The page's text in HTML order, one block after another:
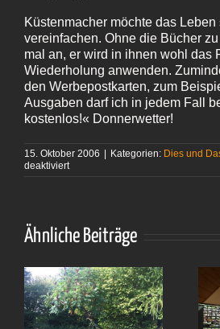
Küstenmacher möchte das
vereinfachen. Ohne die Bücher
mal an, er wird in ihnen wohl das
Wiederholung anwenden.
den Werbepostkarten, zum
Ausgaben darf ich in jedem Fall
kostenlos!« Donnerwetter!
15. Oktober 2006 | Kategorien: Dies und
deaktiviertfür
Ähnliche Beiträge